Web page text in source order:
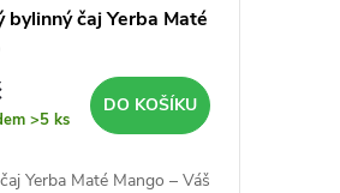
bylinný čaj Yerba Maté
>5 ks
DO KOŠÍKU
Yerba Maté Mango – Váš